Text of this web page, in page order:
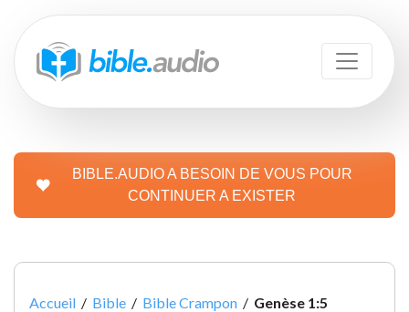
BIBLE.AUDIO A BESOIN DE VOUS POUR
CONTINUER A EXISTER
Accueil / Bible / Bible Crampon / Genèse 1:5